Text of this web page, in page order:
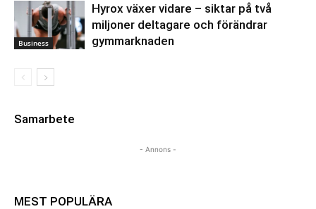
Business
Hyrox växer vidare – siktar på två
miljoner deltagare och förändrar
gymmarknaden
Samarbete
- Annons -
MEST POPULÄRA